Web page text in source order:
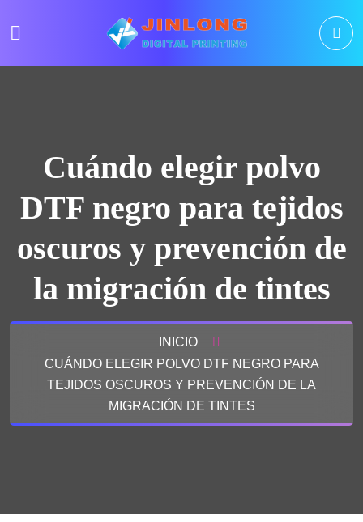
Cuándo elegir polvo
DTF negro para tejidos
oscuros y prevención de
la migración de tintes
INICIO
CUÁNDO ELEGIR POLVO DTF NEGRO PARA
TEJIDOS OSCUROS Y PREVENCIÓN DE LA
MIGRACIÓN DE TINTES